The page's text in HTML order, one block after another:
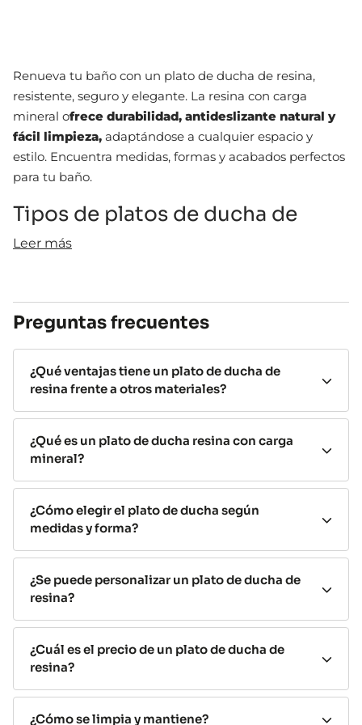
Renueva tu baño con un plato de ducha de resina,
resistente, seguro y elegante. La resina con carga
mineral ofrece durabilidad, antideslizante natural y
fácil limpieza, adaptándose a cualquier espacio y
estilo. Encuentra medidas, formas y acabados perfectos
para tu baño.
Tipos de platos de ducha de
resina
Tipo Descripción Ventajas
Estándar
listos para
Rápido envío,
instalación sencilla
A medida
según tus
exactas
Perfecto para baños
personalización
Extraplano
Grosor
diseño
moderno
y minimalista
Platos de ducha de resina con
carga mineral
Los platos de ducha de resina con carga mineral
Leer más
Preguntas frecuentes
¿Qué ventajas tiene un plato de ducha de
resina frente a otros materiales?
¿Qué es un plato de ducha resina con carga
mineral?
¿Cómo elegir el plato de ducha según
medidas y forma?
¿Se puede personalizar un plato de ducha de
resina?
¿Cuál es el precio de un plato de ducha de
resina?
¿Cómo se limpia y mantiene?